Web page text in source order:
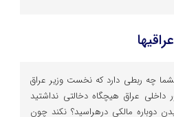
چه ربطی دارد که نخست وزیر عراق
داخلی عراق هیچگاه دخالتی نداشتید
دوباره مالکی درهراسید؟ نکند چون